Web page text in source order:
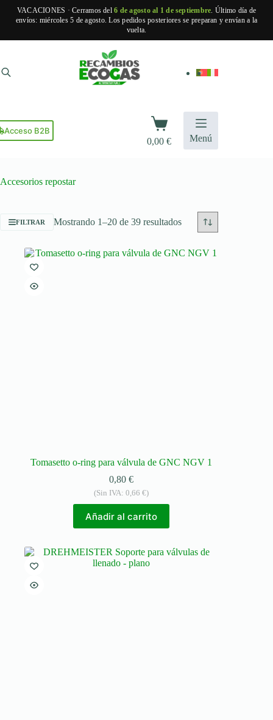
VACACIONES · Cerramos del6 de agosto al 1 de septiembre. Último día de
envíos: miércoles 5 de agosto. Los pedidos posteriores se preparan y envían a la
vuelta.
contenido
Acceso B2B
Carro
de
compra
0,00€ Menú
Accesorios repostar
FILTRAR Mostrando 1–20 de 39 resultadosOrdenado
Tomasetto o-ring para válvula de GNC NGV 1
0,80€
(Sin IVA:0,66€)
Añadir al carrito